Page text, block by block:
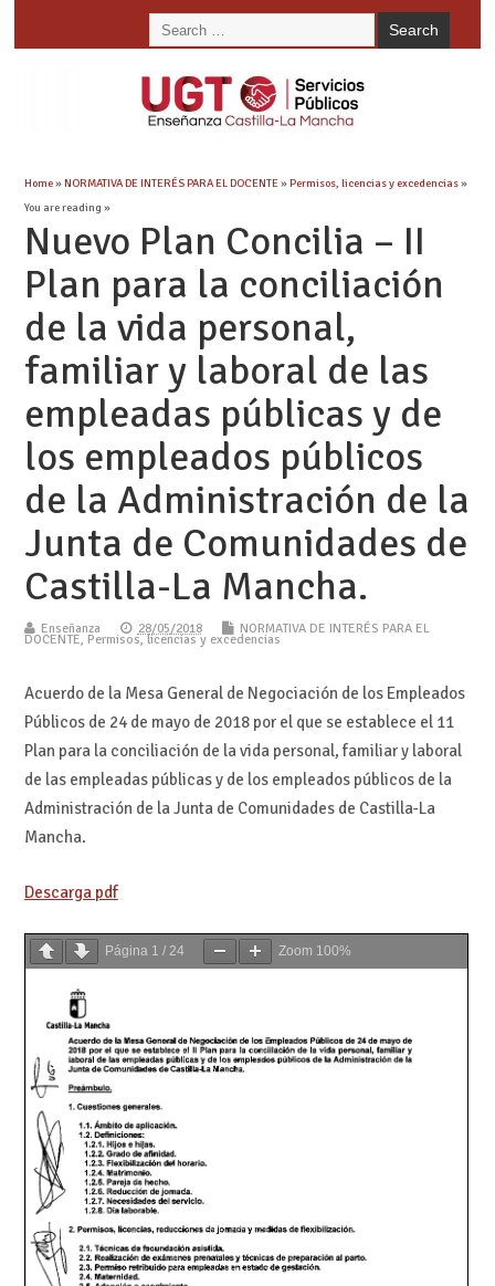
Home»NORMATIVA DE INTERÉS PARA EL DOCENTE»Permisos, licencias y excedencias»
You are reading »
Nuevo Plan Concilia – II
Plan para la conciliación
de la vida personal,
familiar y laboral de las
empleadas públicas y de
los empleados públicos
de la Administración de la
Junta de Comunidades de
Castilla-La Mancha.
Enseñanza 28/05/2018 NORMATIVA DE INTERÉS PARA EL
DOCENTE, Permisos, licencias y excedencias
Acuerdo de la Mesa General de Negociación de los Empleados
Públicos de 24 de mayo de 2018 por el que se establece el 11
Plan para la conciliación de la vida personal, familiar y laboral
de las empleadas públicas y de los empleados públicos de la
Administración de la Junta de Comunidades de Castilla-La
Mancha.
Descarga pdf
Página 1 / 24 Zoom 100%